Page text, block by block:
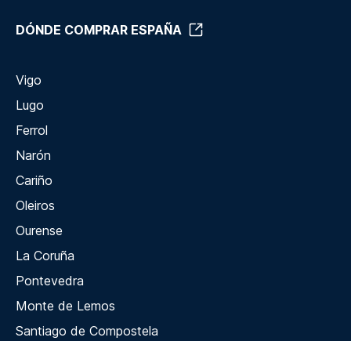
DÓNDE COMPRAR ESPAÑA
Vigo
Lugo
Ferrol
Narón
Cariño
Oleiros
Ourense
La Coruña
Pontevedra
Monte de Lemos
Santiago de Compostela